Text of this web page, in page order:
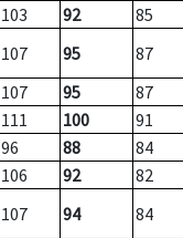
103 92
85
107 95
87
107 95
87
111 100
91
96 88
84
106 92
82
107 94
84